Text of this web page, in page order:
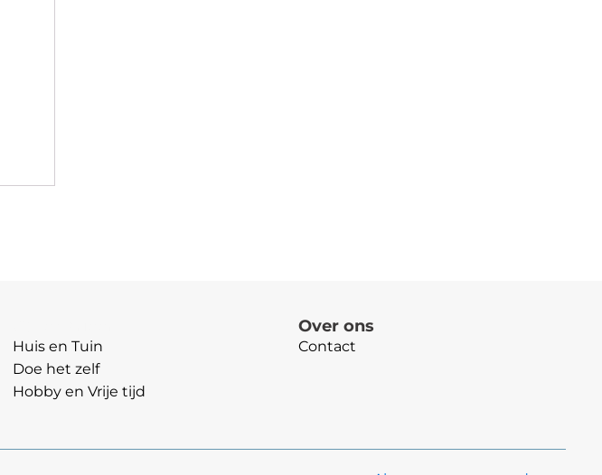
Huis en Tuin
Doe het zelf
Hobby en Vrije tijd
Over ons
Contact